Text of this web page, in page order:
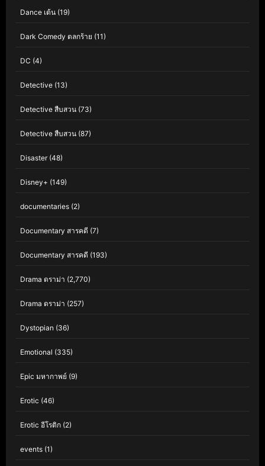
Dance เต้น (19)
Dark Comedy ตลกร้าย (11)
DC (4)
Detective (13)
Detective สืบสวน (73)
Detective สืบสวน (87)
Disaster(48)
Disney+ (149)
documentaries (2)
Documentary สารคดี (7)
Documentary สารคดี (193)
Drama ดราม่า (2,770)
Drama ดราม่า (257)
Dystopian (36)
Emotional (335)
Epic มหากาพย์ (9)
Erotic (46)
Erotic อีโรติก (2)
events (1)